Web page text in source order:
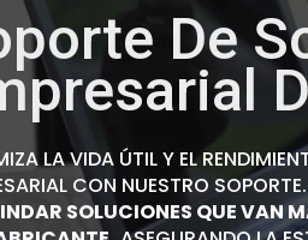
De
LA VIDA ÚTIL Y EL
CON NUESTRO SOPORTE.
SOLUCIONES QUE VAN